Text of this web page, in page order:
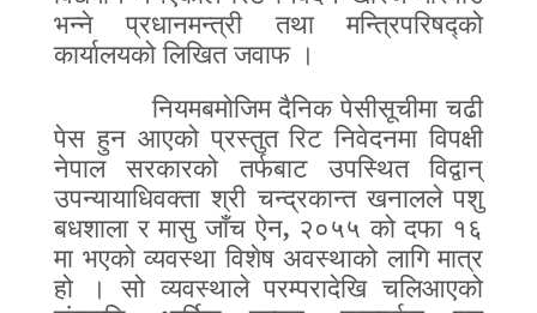
भन्ने प्रधानमन्त्री तथा मन्त्रिपरिषद्को
कार्यालयको लिखित जवाफ ।
नियमबमोजिम दैनिक पेसीसूचीमा चढी
पेस हुन आएको प्रस्तुत रिट निवेदनमा विपक्षी
नेपाल सरकारको तर्फबाट उपस्थित विद्वान्‌
उपन्यायाधिवक्ता श्री चन्द्रकान्त खनालले पशु
बधशाला र मासु जाँच ऐन, २०५५ को दफा १६
मा भएको व्यवस्था विशेष अवस्थाको लागि मात्र
हो । सो व्यवस्थाले परम्परादेखि चलिआएको